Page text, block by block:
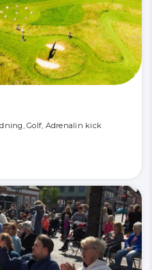
Golf, Adrenalin kick